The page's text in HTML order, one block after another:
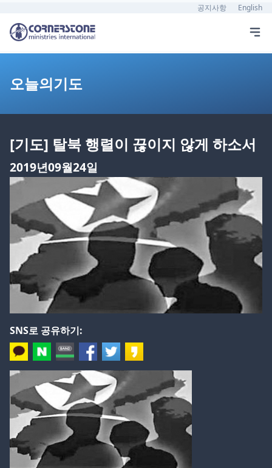
공지사항 English
오늘의기도
[기도] 탈북 행렬이 끊이지 않게 하소서
2019년09월24일
SNS로 공유하기: